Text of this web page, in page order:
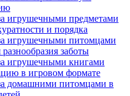
игрушечными предметами
и порядка
игрушечными питомцами
заботы
игрушечными книгами
в игровом формате
домашними питомцами в